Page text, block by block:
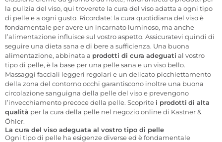
la pulizia del viso, qui troverete la cura del viso adatta a ogni tipo
di pelle e a ogni gusto. Ricordate: la cura quotidiana del viso è
fondamentale per avere un incarnato luminoso, ma anche
l’alimentazione influisce sul vostro aspetto. Assicuratevi quindi di
seguire una dieta sana e di bere a sufficienza. Una buona
alimentazione, abbinata a prodotti di cura adeguati al vostro
tipo di pelle, è la base per una pelle sana e un viso bello.
Massaggi facciali leggeri regolari e un delicato picchiettamento
della zona del contorno occhi garantiscono inoltre una buona
circolazione sanguigna della pelle del viso e prevengono
l’invecchiamento precoce della pelle. Scoprite i prodotti di alta
qualità per la cura della pelle nel negozio online di Kastner &
Öhler.
La cura del viso adeguata al vostro tipo di pelle
Ogni tipo di pelle ha esigenze diverse ed è fondamentale